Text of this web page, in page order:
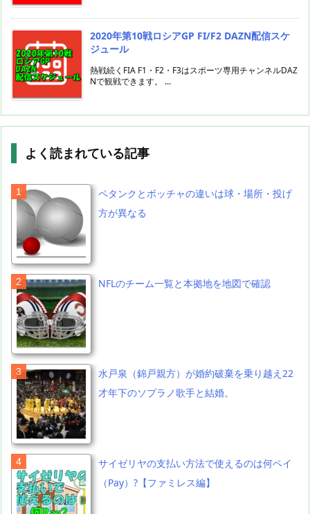
2020年第10戦ロシアGP FI/F2 DAZN配信スケ
ジュール
熱戦続くFIA F1・F2・F3はスポーツ専用チャンネルDAZ
Nで観戦できます。 ...
よく読まれている記事
ペタンクとボッチャの違いは球・場所・投げ
方が異なる
NFLのチーム一覧と本拠地を地図で確認
水戸泉（錦戸親方）が婚約破棄を乗り越え22
才年下のソプラノ歌手と結婚。
サイゼリヤの支払い方法で使えるのは何ペイ
（Pay）?【ファミレス編】